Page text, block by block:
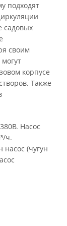
подходят
садовых
своим
корпусе
Также
Насос
ч.
(чугун